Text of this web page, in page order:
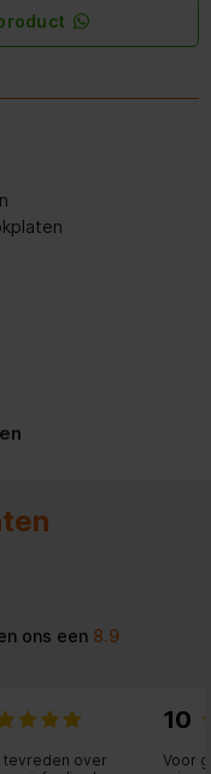
ons een8.9
tevreden over
10
Voor